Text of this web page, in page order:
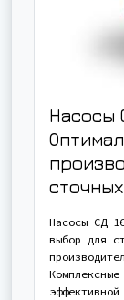
Насосы
Насосы СД
выбор для